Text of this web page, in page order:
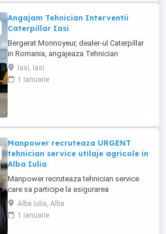
Angajam Tehnician Interventii
Caterpillar Iasi
Bergerat Monnoyeur, dealer-ul Caterpillar
in Romania, angajeaza Tehnician
Electromecanic pentru interventii pe teren.
Pozitiile sunt cadrul diviziei de utilaje
Caterpillar sau in cadrul diviziei de
Iasi, Iasi
1 ianuarie
Manpower recruteaza URGENT
tehnician service utilaje agricole in
Alba Iulia
Manpower recruteaza tehnician service
care sa participe la asigurarea
mentenantei, diagnosticarii si repararii
utilajelor agricole (ex: tractoare, combine),
astfel incat acestea sa functioneze la
Alba Iulia, Alba
1 ianuarie